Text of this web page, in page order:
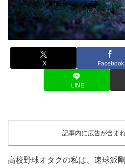
X Facebook
LINE
記事内に広告が含ま
高校野球オタクの私は、速球派